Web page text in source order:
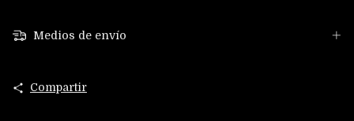
Medios de envío
Compartir